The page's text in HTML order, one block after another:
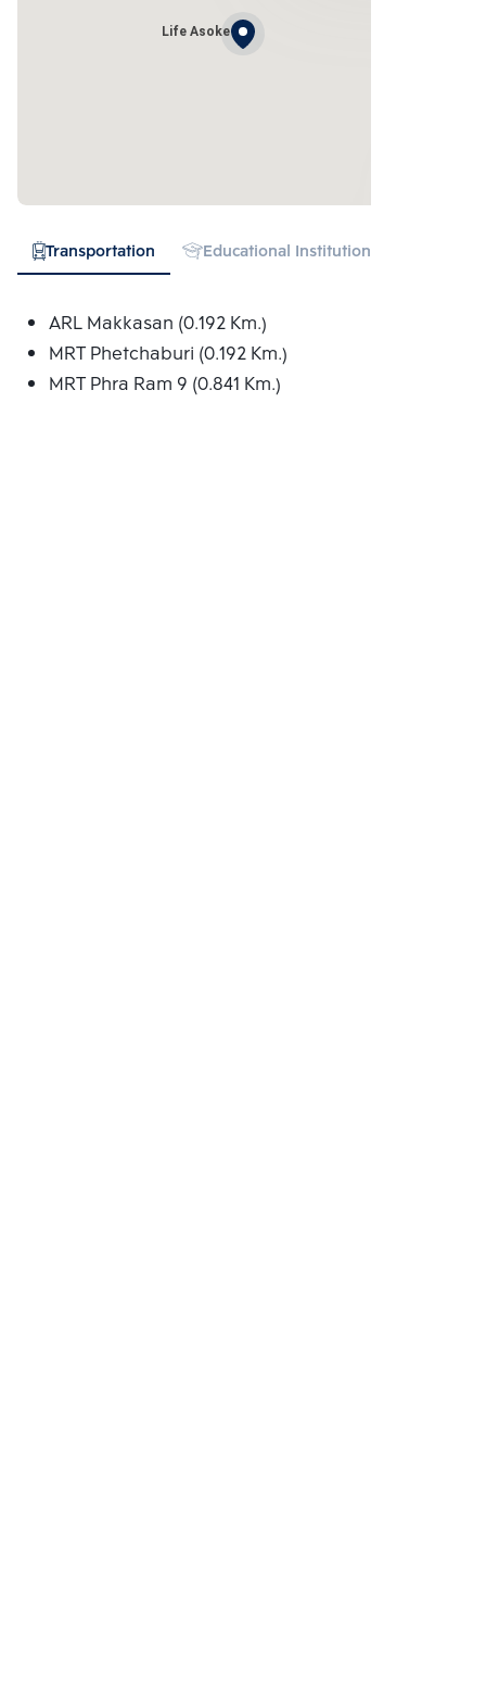
Life Asoke
Transportation Educational Institution
ARL Makkasan (0.192 Km.)
MRT Phetchaburi (0.192 Km.)
MRT Phra Ram 9 (0.841 Km.)